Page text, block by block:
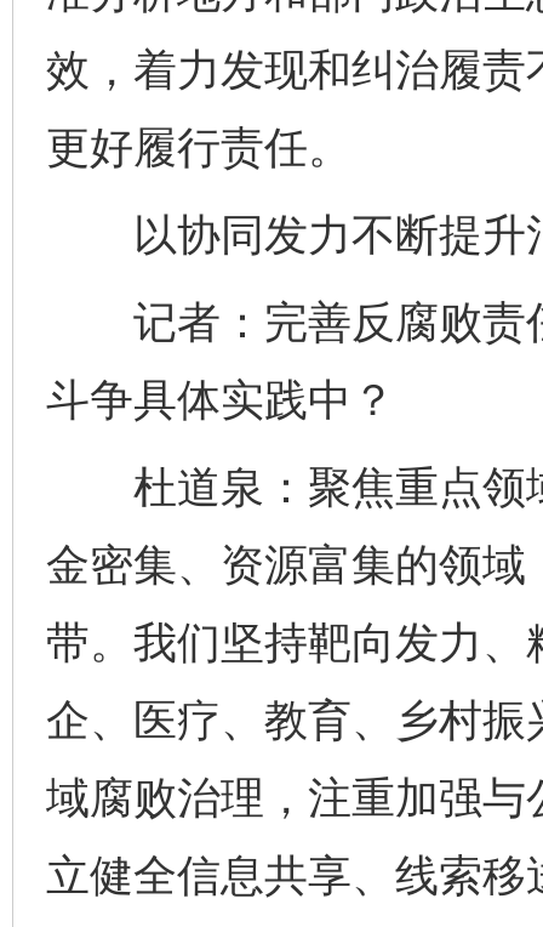
效，着力发现和纠治履
更好履行责任。
以协同发力不断提升
记者：完善反腐败责
斗争具体实践中？
杜道泉：聚焦重点领
金密集、资源富集的领
带。我们坚持靶向发力
企、医疗、教育、乡村
域腐败治理，注重加强
立健全信息共享、线索